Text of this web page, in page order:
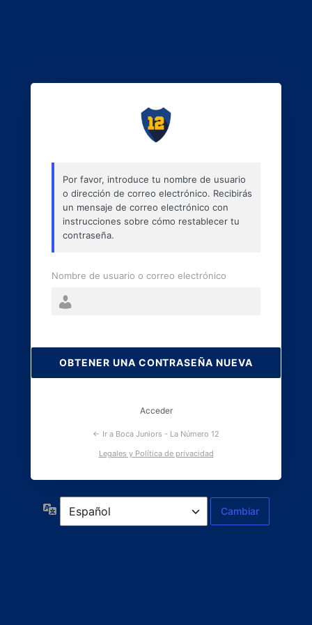
perdida
Por favor, introduce tu nombre de usuario
o dirección de correo electrónico. Recibirás
un mensaje de correo electrónico con
instrucciones sobre cómo restablecer tu
contraseña.
Nombre de usuario o correo electrónico
Acceder
← Ir a Boca Juniors - La Número 12
Legales y Política de privacidad
Idioma